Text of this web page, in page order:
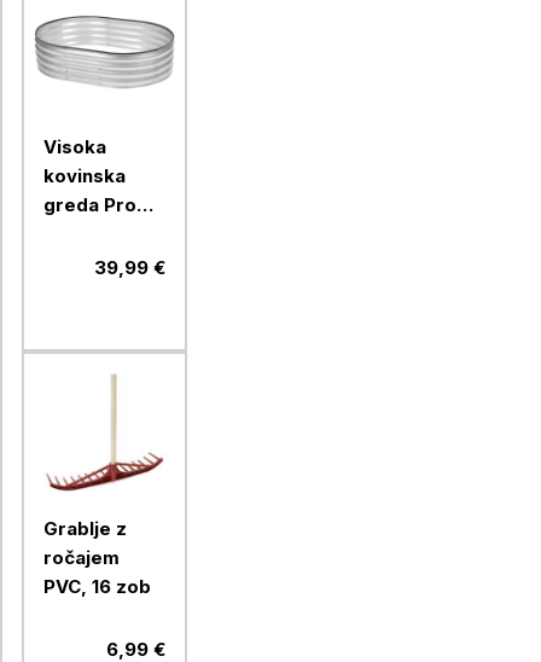
Visoka
kovinska
greda Pro
pocinkana,
39,99 €
Grablje z
ročajem
PVC, 16 zob
6,99 €